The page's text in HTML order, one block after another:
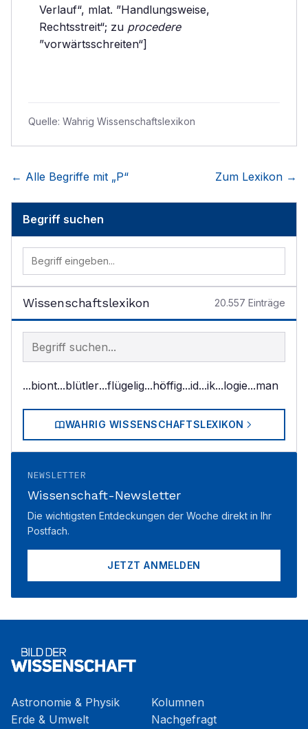
Verlauf“, mlat. ”Handlungsweise,
Rechtsstreit“; zu procedere
”vorwärtsschreiten“]
Quelle: Wahrig Wissenschaftslexikon
← Alle Begriffe mit „P“ Zum Lexikon →
Begriff suchen
Wissenschaftslexikon 20.557 Einträge
Begriff im Lexikon suchen
...biont...blütler...flügelig...höffig...id...ik...logie...man
WAHRIG WISSENSCHAFTSLEXIKON
NEWSLETTER
Wissenschaft-Newsletter
Die wichtigsten Entdeckungen der Woche direkt in Ihr
Postfach.
JETZT ANMELDEN
Astronomie & Physik
Erde & Umwelt
Kolumnen
Nachgefragt